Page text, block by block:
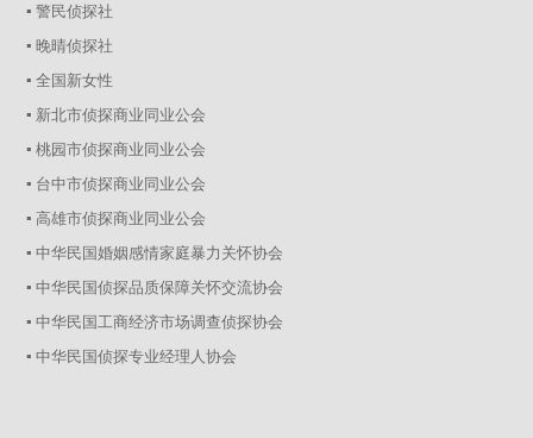
▪ 警民侦探社
▪ 晚晴侦探社
▪ 全国新女性
▪ 新北市侦探商业同业公会
▪ 桃园市侦探商业同业公会
▪ 台中市侦探商业同业公会
▪ 高雄市侦探商业同业公会
▪ 中华民国婚姻感情家庭暴力关怀协会
▪ 中华民国侦探品质保障关怀交流协会
▪ 中华民国工商经济市场调查侦探协会
▪ 中华民国侦探专业经理人协会